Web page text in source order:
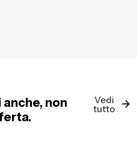
non
Vedi
tutto